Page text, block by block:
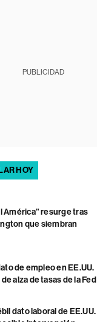
PUBLICIDAD
HOY
América” resurge tras
que siembran
de empleo en EE.UU.
alza de tasas de la Fed
dato laboral de EE.UU.